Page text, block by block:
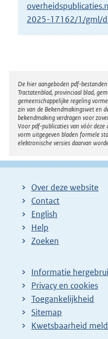
2025-17162/1/gml/
Disclaimer
De hier aangeboden pdf-
Tractatenblad, provinciaal blad,
gemeenschappelijke regeling
zin van de Bekendmakingswet en
bekendmaking verdragen voor
Voor pdf-publicaties van vóór
vorm uitgegeven bladen formele
elektronische versies daarvan
Over deze website
Contact
English
Help
Zoeken
Informatie
Privacy en cookies
Toegankelijkheid
Sitemap
E
Kwetsbaarheid